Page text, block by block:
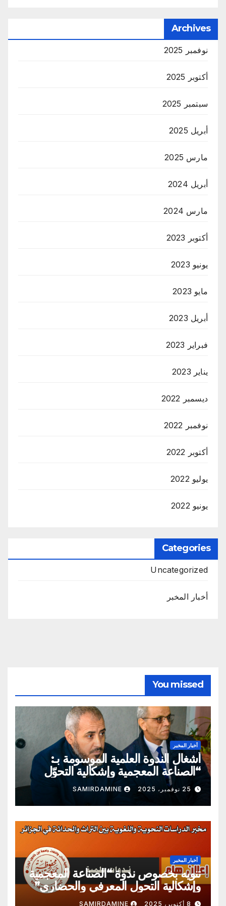
Archives
نوفمبر 2025
أكتوبر 2025
سبتمبر 2025
أبريل 2025
مارس 2025
أبريل 2024
مارس 2024
أكتوبر 2023
يونيو 2023
مايو 2023
أبريل 2023
فبراير 2023
يناير 2023
ديسمبر 2022
نوفمبر 2022
أكتوبر 2022
يوليو 2022
يونيو 2022
Categories
Uncategorized
أخبار المخبر
You missed
أخبار المخبر
أشغال الندوة العلمية الموسومة بـ:
“الصناعة المعجمية وإشكالية التحوّل
المعرفي والحضاري”
25 نوفمبر، 2025 SAMIRDAMINE
أخبار المخبر
تنويه بخصوص ندوة “الصناعة المعجمية
وإشكالية التحول المعرفي والحضاري”
8 أكتوبر، 2025 SAMIRDAMINE